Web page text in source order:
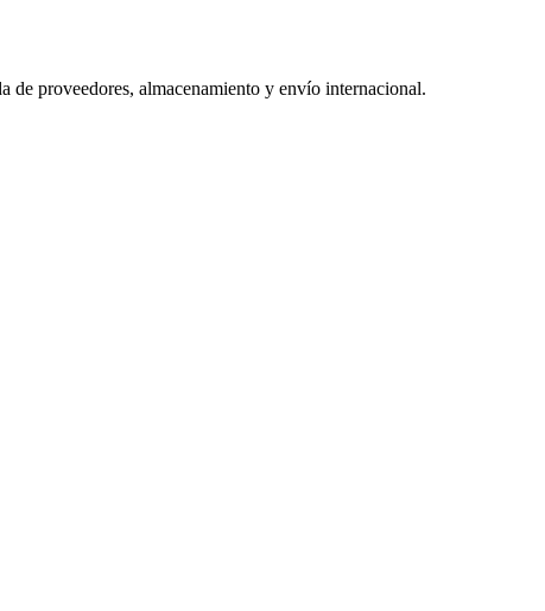
de proveedores, almacenamiento y envío internacional.